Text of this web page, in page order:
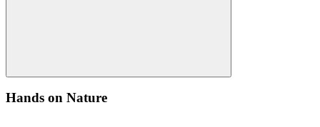
Suchen
Hands on Nature